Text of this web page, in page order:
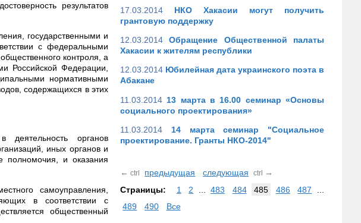
результатов
государственными и
с федеральными
контроля, а
Российской Федерации,
нормативными
содержащихся в этих
деятельность органов
иных органов и
полномочия, и оказания
самоуправления,
в соответствии с
общественный
17.03.2014
НКО Хакасии могут получить
грантовую поддержку
12.03.2014
Обращение Общественной палаты
Хакасии к жителям республики
12.03.2014 Юбилейная дата украинского поэта в
Абакане
11.03.2014 13 марта в 16.00 семинар «Основы
социального проектирования»
11.03.2014
14 марта семинар "Социальное
проектирование. Гранты НКО-2014"
← ctrl предыдущая следующая ctrl →
Страницы:
1 2 483 484 485 486 487
489
490 Все